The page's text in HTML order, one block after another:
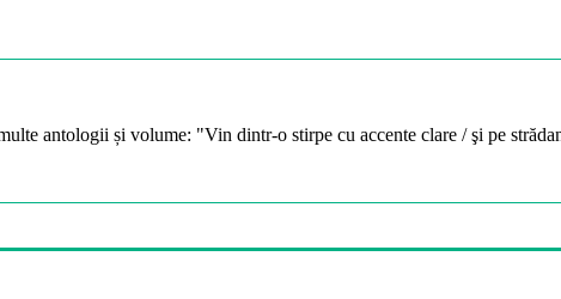
antologii și volume: "Vin dintr-o stirpe cu accente clare / şi pe